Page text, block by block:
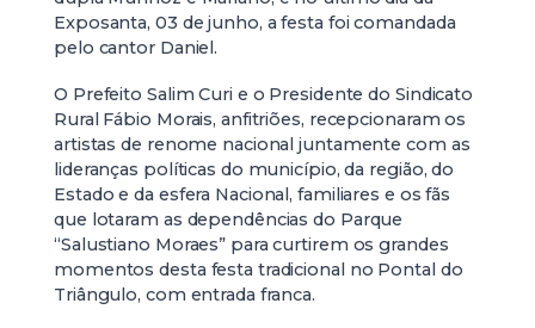
Exposanta, 03 de junho, a festa foi comandada
pelo cantor Daniel.
O Prefeito Salim Curi e o Presidente do Sindicato
Rural Fábio Morais, anfitriões, recepcionaram os
artistas de renome nacional juntamente com as
lideranças políticas do município, da região, do
Estado e da esfera Nacional, familiares e os fãs
que lotaram as dependências do Parque
“Salustiano Moraes” para curtirem os grandes
momentos desta festa tradicional no Pontal do
Triângulo, com entrada franca.